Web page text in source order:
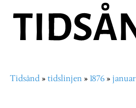
hovedinnhold
Navigasjonssti
Tidsånd tidslinjen 1876 januar